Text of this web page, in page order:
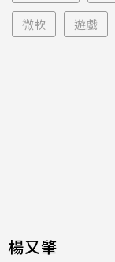
微軟 遊戲
楊又肇